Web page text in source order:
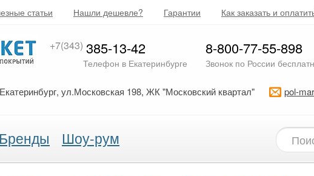
статьи Нашли дешевле? Гарантии Как заказать и
+7(343) 385-13-42
Телефон в Екатеринбурге
8-800-77-55-898
Звонок по России
Екатеринбург, ул.Московская 198, ЖК "Московский квартал" pol-
Бренды Шоу-рум